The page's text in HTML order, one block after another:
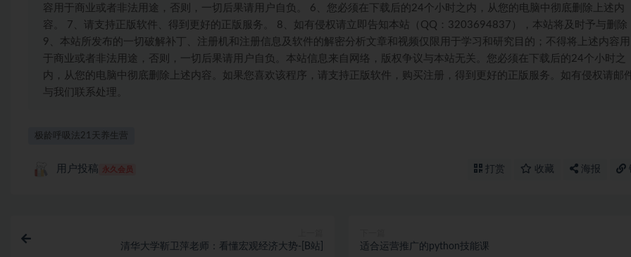
容用于商业或者非法用途，否则，一切后果请用户自负。 6、您必须在下载后的24个小时之内，从您的电脑中彻底删除上述内
容。 7、请支持正版软件、得到更好的正版服务。 8、如有侵权请立即告知本站（QQ：3203694837），本站将及时予与删除
9、本站所发布的一切破解补丁、注册机和注册信息及软件的解密分析文章和视频仅限用于学习和研究目的；不得将上述内容用
于商业或者非法用途，否则，一切后果请用户自负。本站信息来自网络，版权争议与本站无关。您必须在下载后的24个小时之
内，从您的电脑中彻底删除上述内容。如果您喜欢该程序，请支持正版软件，购买注册，得到更好的正版服务。如有侵权请邮
与我们联系处理。
极龄呼吸法21天养生营
用户投稿 永久会员 打赏 收藏 海报
清华大学靳卫萍老师：看懂宏观经济大势-[B站] 适合运营推广的python技能课